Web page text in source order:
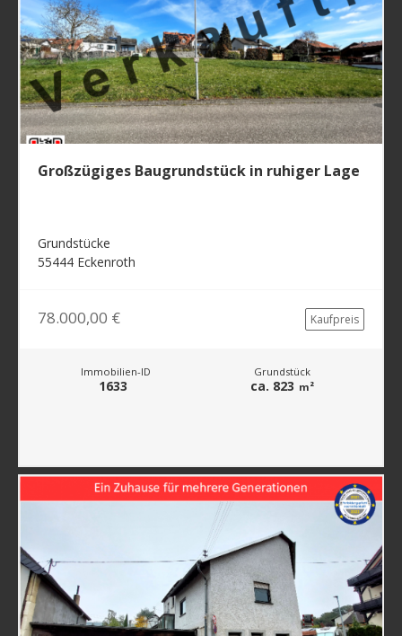
Großzügiges Baugrundstück in ruhiger Lage
Grundstücke
55444 Eckenroth
78.000,00 € Kaufpreis
Immobilien-ID
1633
Grundstück
ca. 823 m²